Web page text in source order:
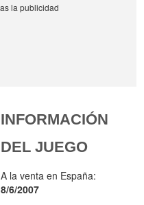
INFORMACIÓN
DEL JUEGO
A la venta en España:
8/6/2007